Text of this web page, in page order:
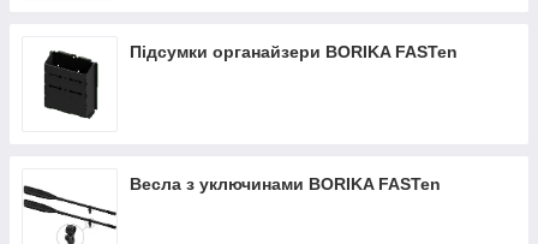
Підсумки органайзери BORIKA FASTen
Весла з уключинами BORIKA FASTen